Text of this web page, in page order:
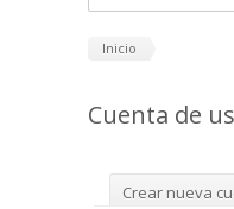
Inicio
Cuenta de
Solapas
Crear nueva